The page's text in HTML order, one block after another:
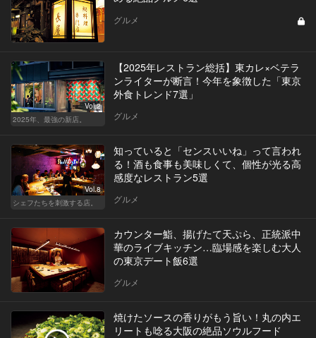
グルメ
Vol.2
2025年、最強の新店。
【2025年レストラン総括】東カレ×ベテラ
ンライターが断言！今年を象徴した「東京
外食トレンド7選」
グルメ
Vol.8
シェフたちを刺激する店。
知っていると「センスいいね」って言われ
る！酒も食事も美味しくて、個性が光る高
感度なレストラン5選
グルメ
カウンター鮨、揚げたて天ぷら、正統派中
華のライブキッチン…臨場感を楽しむ大人
の東京デート飯6選
グルメ
焼けたソースの香りがもう旨い！丸の内エ
リートも唸る大阪の絶品ソウルフード